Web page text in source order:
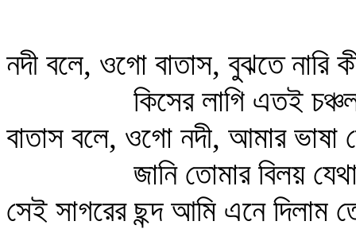
নদী বলে, ওগো বাতাস, বুঝতে নারি
কিসের লাগি এতই
বাতাস বলে, ওগো নদী, আমার ভাষা
জানি তোমার বিলয়
সেই সাগরের ছন্দ আমি এনে দিলাম